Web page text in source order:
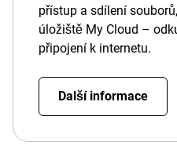
přístup a sdílení
úložiště My Cloud –
připojení k internetu.
Další informace